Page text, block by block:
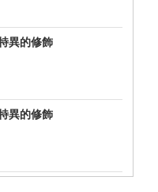
異的修飾
異的修飾